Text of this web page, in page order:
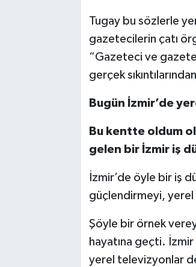
Tugay bu sözlerle
gazetecilerin çatı
“Gazeteci ve
gerçek
Bugün İzmir’de
Bu kentte oldum
gelen bir İzmir iş
İzmir’de öyle bir iş
güçlendirmeyi, yerel
Şöyle bir örnek
hayatına geçti.
yerel televizyonlar